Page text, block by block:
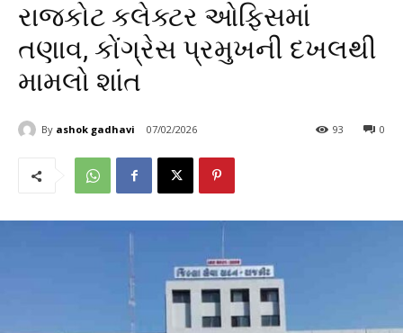
રાજકોટ કલેક્ટર ઓફિસમાં
તણાવ, કોંગ્રેસ પ્રમુખની દખલથી
મામલો શાંત
By ashok gadhavi 07/02/2026 0
93